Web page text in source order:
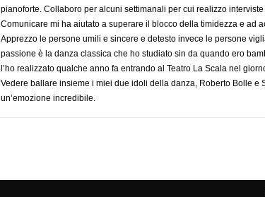
pianoforte. Collaboro per alcuni settimanali per cui realizzo
Comunicare mi ha aiutato a superare il blocco della timidezza e ad
Apprezzo le persone umili e sincere e detesto invece le persone
passione è la danza classica che ho studiato sin da quando ero
l’ho realizzato qualche anno fa entrando al Teatro La Scala nel
Vedere ballare insieme i miei due idoli della danza, Roberto Bolle e
un’emozione incredibile.